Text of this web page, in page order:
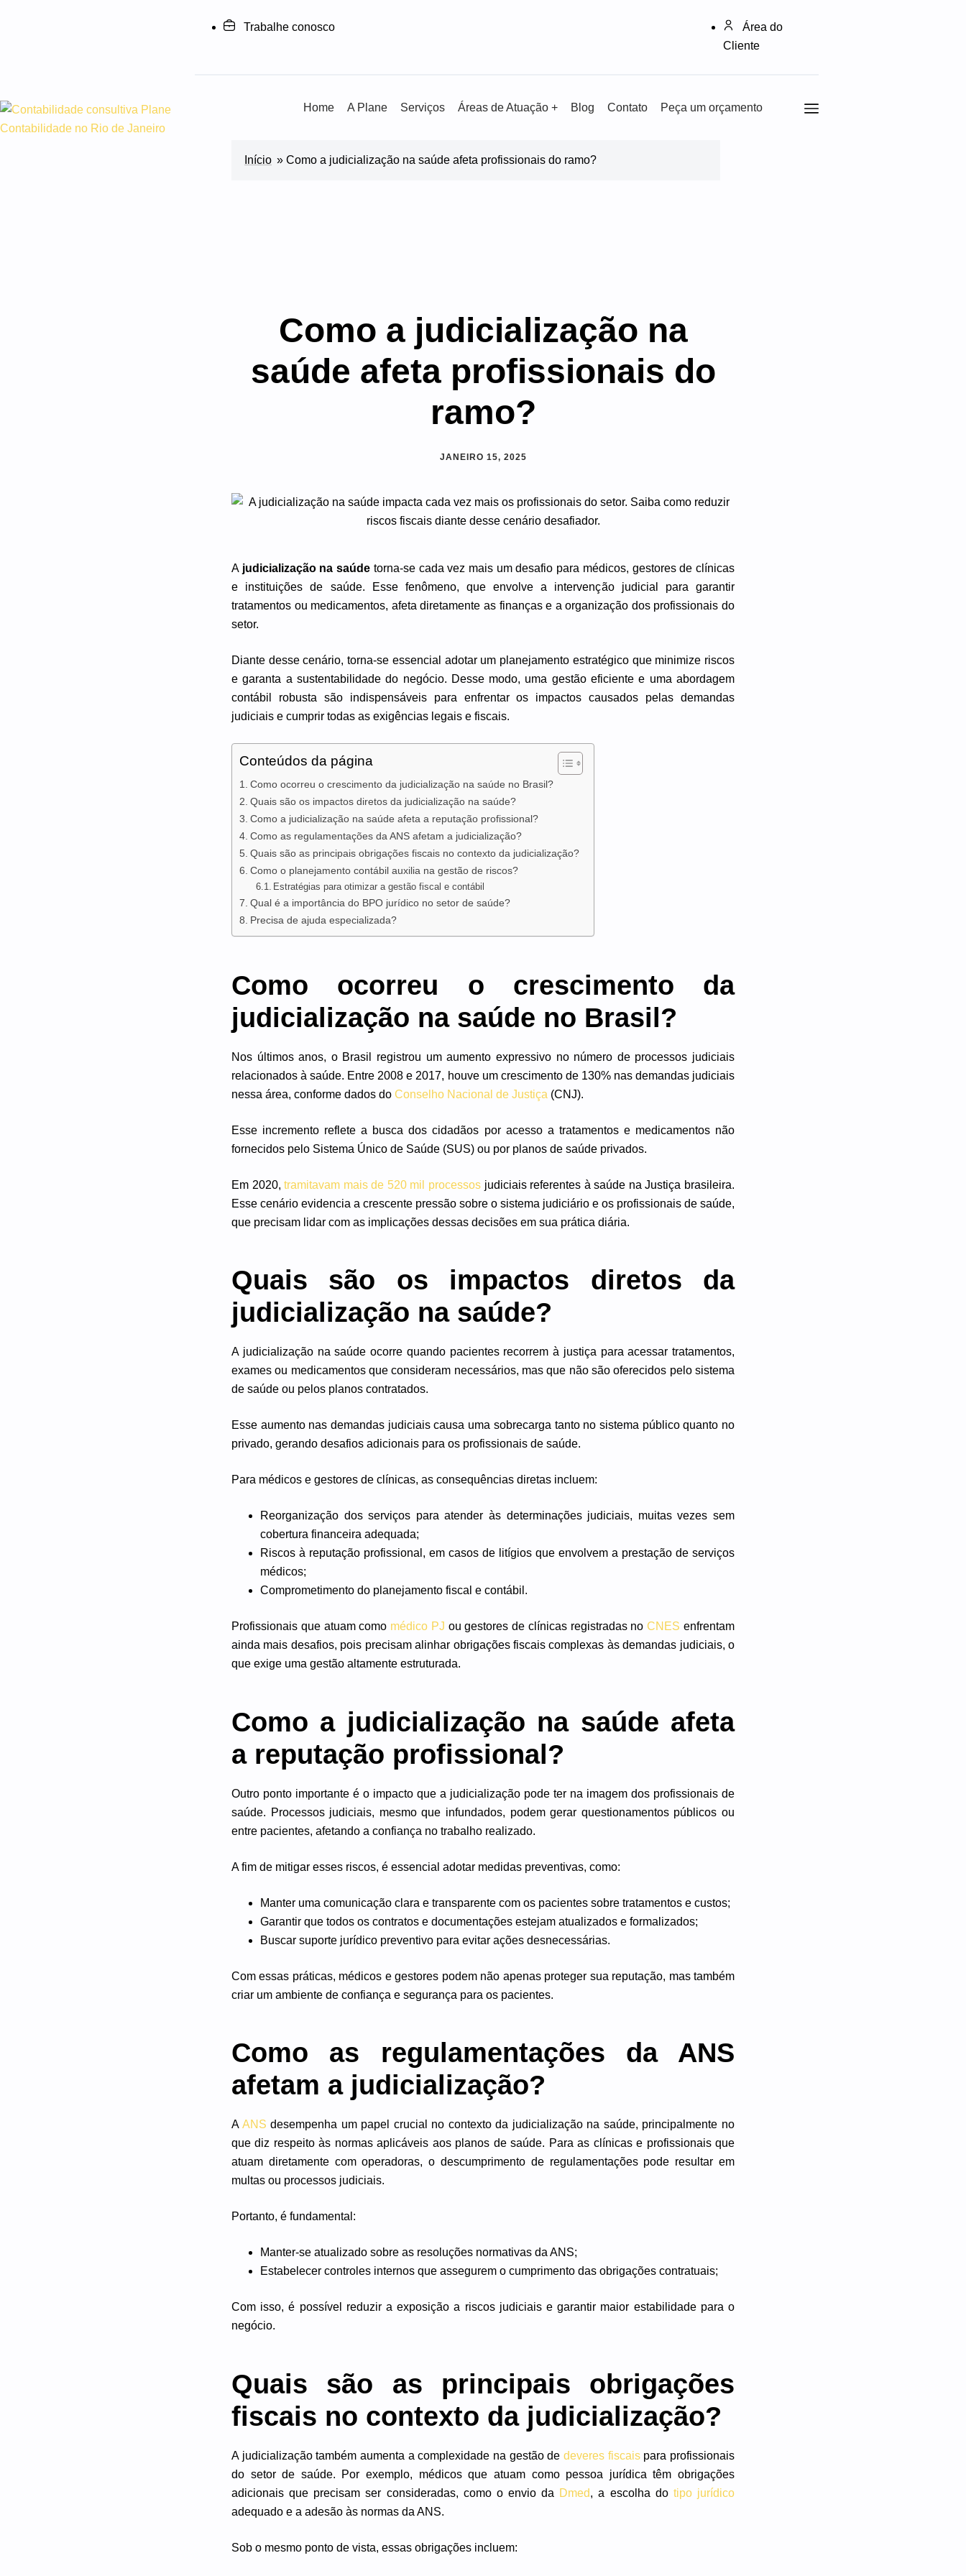
Trabalhe conosco
Área do
Cliente
Home A Plane Serviços Áreas de Atuação + Blog Contato Peça um orçamento
Início » Como a judicialização na saúde afeta profissionais do ramo?
Como a judicialização na
saúde afeta profissionais do
ramo?
JANEIRO 15, 2025
A judicialização na saúde torna-se cada vez mais um desafio para médicos, gestores de clínicas
e instituições de saúde. Esse fenômeno, que envolve a intervenção judicial para garantir
tratamentos ou medicamentos, afeta diretamente as finanças e a organização dos profissionais do
setor.
Diante desse cenário, torna-se essencial adotar um planejamento estratégico que minimize riscos
e garanta a sustentabilidade do negócio. Desse modo, uma gestão eficiente e uma abordagem
contábil robusta são indispensáveis para enfrentar os impactos causados pelas demandas
judiciais e cumprir todas as exigências legais e fiscais.
Conteúdos da página
Como ocorreu o crescimento da judicialização na saúde no Brasil?
Quais são os impactos diretos da judicialização na saúde?
Como a judicialização na saúde afeta a reputação profissional?
Como as regulamentações da ANS afetam a judicialização?
Quais são as principais obrigações fiscais no contexto da judicialização?
Como o planejamento contábil auxilia na gestão de riscos?
Estratégias para otimizar a gestão fiscal e contábil
Qual é a importância do BPO jurídico no setor de saúde?
Precisa de ajuda especializada?
Como ocorreu o crescimento da
judicialização na saúde no Brasil?
Nos últimos anos, o Brasil registrou um aumento expressivo no número de processos judiciais
relacionados à saúde. Entre 2008 e 2017, houve um crescimento de 130% nas demandas judiciais
nessa área, conforme dados do Conselho Nacional de Justiça (CNJ).
Esse incremento reflete a busca dos cidadãos por acesso a tratamentos e medicamentos não
fornecidos pelo Sistema Único de Saúde (SUS) ou por planos de saúde privados.
Em 2020,tramitavam mais de 520 mil processos judiciais referentes à saúde na Justiça brasileira.
Esse cenário evidencia a crescente pressão sobre o sistema judiciário e os profissionais de saúde,
que precisam lidar com as implicações dessas decisões em sua prática diária.
Quais são os impactos diretos da
judicialização na saúde?
A judicialização na saúde ocorre quando pacientes recorrem à justiça para acessar tratamentos,
exames ou medicamentos que consideram necessários, mas que não são oferecidos pelo sistema
de saúde ou pelos planos contratados.
Esse aumento nas demandas judiciais causa uma sobrecarga tanto no sistema público quanto no
privado, gerando desafios adicionais para os profissionais de saúde.
Para médicos e gestores de clínicas, as consequências diretas incluem:
Reorganização dos serviços para atender às determinações judiciais, muitas vezes sem
cobertura financeira adequada;
Riscos à reputação profissional, em casos de litígios que envolvem a prestação de serviços
médicos;
Comprometimento do planejamento fiscal e contábil.
Profissionais que atuam como médico PJ ou gestores de clínicas registradas noCNES enfrentam
ainda mais desafios, pois precisam alinhar obrigações fiscais complexas às demandas judiciais, o
que exige uma gestão altamente estruturada.
Como a judicialização na saúde afeta
a reputação profissional?
Outro ponto importante é o impacto que a judicialização pode ter na imagem dos profissionais de
saúde. Processos judiciais, mesmo que infundados, podem gerar questionamentos públicos ou
entre pacientes, afetando a confiança no trabalho realizado.
A fim de mitigar esses riscos, é essencial adotar medidas preventivas, como:
Manter uma comunicação clara e transparente com os pacientes sobre tratamentos e custos;
Garantir que todos os contratos e documentações estejam atualizados e formalizados;
Buscar suporte jurídico preventivo para evitar ações desnecessárias.
Com essas práticas, médicos e gestores podem não apenas proteger sua reputação, mas também
criar um ambiente de confiança e segurança para os pacientes.
Como as regulamentações da ANS
afetam a judicialização?
A ANS desempenha um papel crucial no contexto da judicialização na saúde, principalmente no
que diz respeito às normas aplicáveis aos planos de saúde. Para as clínicas e profissionais que
atuam diretamente com operadoras, o descumprimento de regulamentações pode resultar em
multas ou processos judiciais.
Portanto, é fundamental:
Manter-se atualizado sobre as resoluções normativas da ANS;
Estabelecer controles internos que assegurem o cumprimento das obrigações contratuais;
Com isso, é possível reduzir a exposição a riscos judiciais e garantir maior estabilidade para o
negócio.
Quais são as principais obrigações
fiscais no contexto da judicialização?
A judicialização também aumenta a complexidade na gestão de deveres fiscaispara profissionais
do setor de saúde. Por exemplo, médicos que atuam como pessoa jurídica têm obrigações
adicionais que precisam ser consideradas, como o envio da Dmed, a escolha do tipo jurídico
adequado e a adesão às normas da ANS.
Sob o mesmo ponto de vista, essas obrigações incluem: